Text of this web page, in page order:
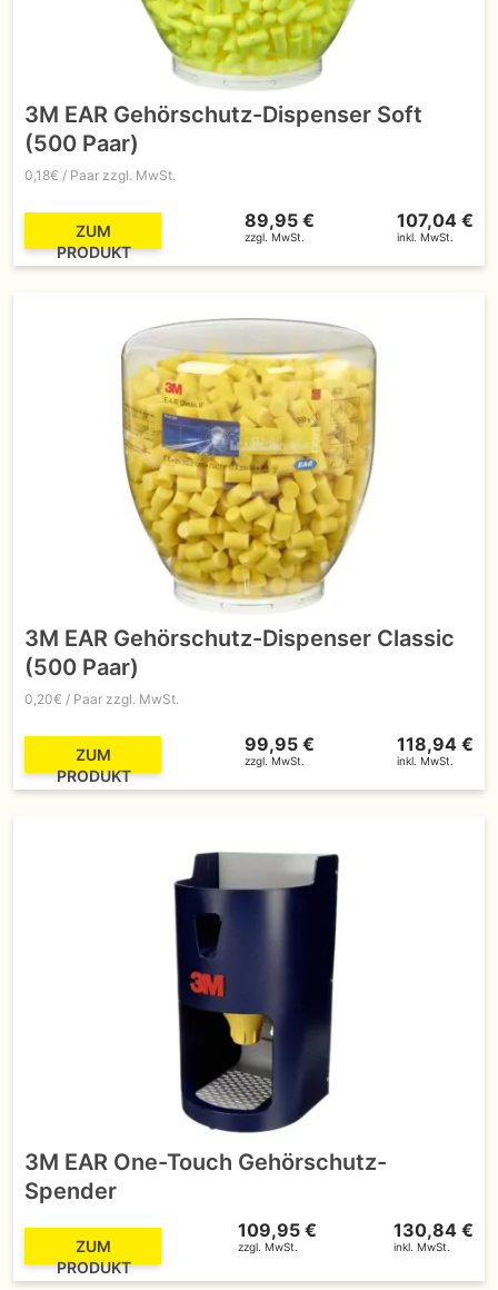
3M EAR Gehörschutz-Dispenser Soft
(500 Paar)
0,18€ / Paar zzgl. MwSt.
ZUM
PRODUKT
89,95 €
zzgl. MwSt.
107,04 €
inkl. MwSt.
3M EAR Gehörschutz-Dispenser Classic
(500 Paar)
0,20€ / Paar zzgl. MwSt.
ZUM
PRODUKT
99,95 €
zzgl. MwSt.
118,94 €
inkl. MwSt.
3M EAR One-Touch Gehörschutz-
Spender
ZUM
PRODUKT
109,95 €
zzgl. MwSt.
130,84 €
inkl. MwSt.